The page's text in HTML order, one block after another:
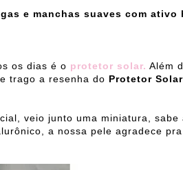
e manchas suaves com ativo
os dias é o protetor solar. Além
trago a resenha do Protetor
veio junto uma miniatura, sabe
a nossa pele agradece